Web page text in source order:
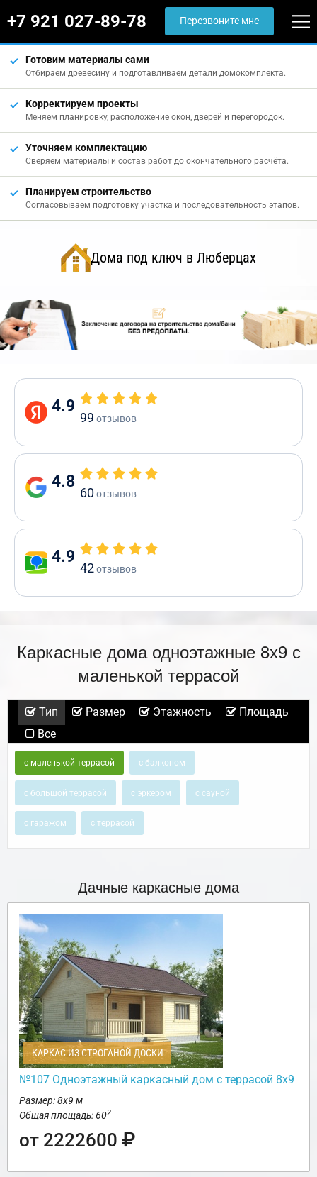
+7 921 027-89-78 Перезвоните мне
Готовим материалы сами
Отбираем древесину и подготавливаем детали домокомплекта.
Корректируем проекты
Меняем планировку, расположение окон, дверей и перегородок.
Уточняем комплектацию
Сверяем материалы и состав работ до окончательного расчёта.
Планируем строительство
Согласовываем подготовку участка и последовательность этапов.
Дома под ключ в Люберцах
4.9
99 отзывов
4.8
60отзывов
4.9
42отзывов
Каркасные дома одноэтажные 8х9 с
маленькой террасой
Тип Размер Этажность
Площадь
Все
с маленькой террасой с балконом
с большой террасой с эркером с сауной
с гаражом с террасой
Дачные каркасные дома
КАРКАС ИЗ СТРОГАНОЙ ДОСКИ
№107 Одноэтажный каркасный дом с террасой 8х9
Размер: 8х9 м
Общая площадь: 602
от 2222600